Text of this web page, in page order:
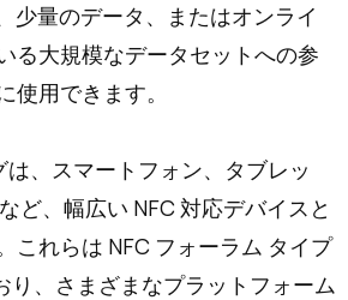
少量のデータ、またはオンライ
る大規模なデータセットへの参
使用できます。
は、スマートフォン、タブレッ
ど、幅広い NFC 対応デバイスと
これらは NFC フォーラム タイプ
り、さまざまなプラットフォーム